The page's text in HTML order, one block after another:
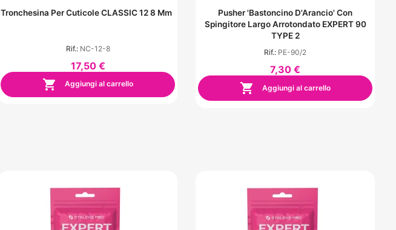
Tronchesina Per Cuticole CLASSIC 12 8 Mm
Rif.: NC-12-8
17,50 €
 Aggiungi al carrello
Pusher 'Bastoncino D'Arancio' Con
Spingitore Largo Arrotondato EXPERT 90
TYPE 2
Rif.: PE-90/2
7,30 €
 Aggiungi al carrello